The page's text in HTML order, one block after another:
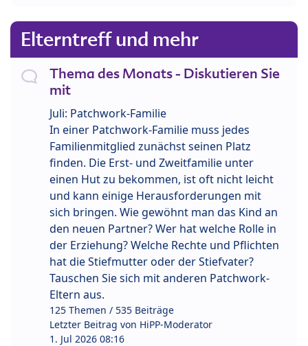
Elterntreff und mehr
Thema des Monats - Diskutieren Sie
mit
Juli: Patchwork-Familie
In einer Patchwork-Familie muss jedes
Familienmitglied zunächst seinen Platz
finden. Die Erst- und Zweitfamilie unter
einen Hut zu bekommen, ist oft nicht leicht
und kann einige Herausforderungen mit
sich bringen. Wie gewöhnt man das Kind an
den neuen Partner? Wer hat welche Rolle in
der Erziehung? Welche Rechte und Pflichten
hat die Stiefmutter oder der Stiefvater?
Tauschen Sie sich mit anderen Patchwork-
Eltern aus.
125 Themen / 535 Beiträge
Letzter Beitrag von HiPP-Moderator
1. Jul 2026 08:16